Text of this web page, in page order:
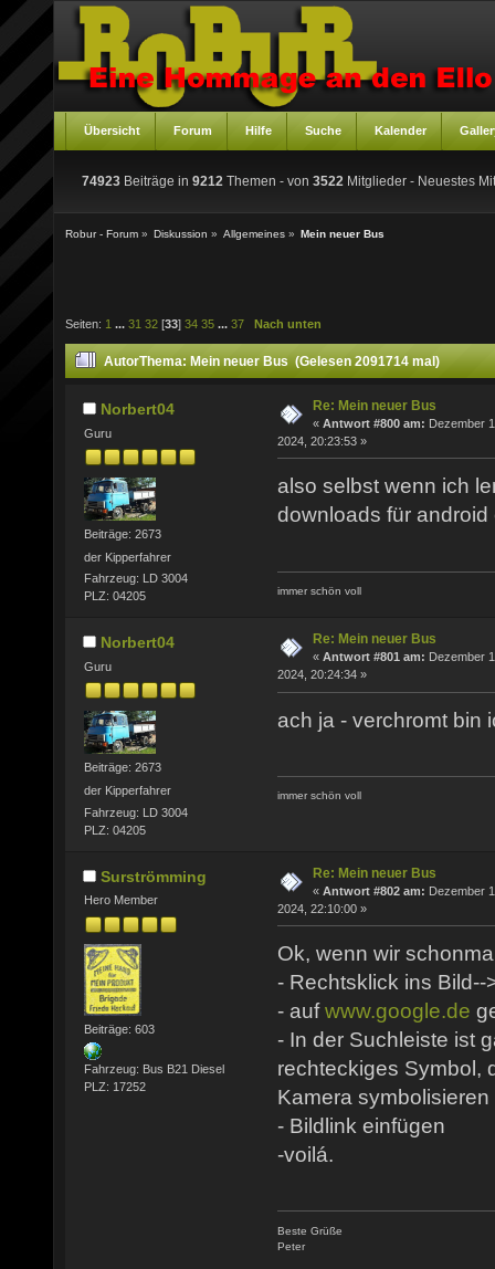
Übersicht Forum Hilfe Suche Kalender
74923 Beiträge in 9212 Themen - von 3522 Mitglieder - Neuestes
Robur - Forum » Diskussion » Allgemeines » Mein neuer Bus
Seiten: 1 ... 31 32 [33] 34 35 ... 37 Nach unten
AutorThema: Mein neuer Bus (Gelesen 2091714 mal)
Norbert04
Guru
Beiträge: 2673
der Kipperfahrer
Fahrzeug: LD 3004
PLZ: 04205
Re: Mein neuer Bus
« Antwort #800 am: Dezember
2024, 20:23:53 »
also selbst wenn ich
downloads für
immer schön voll
Norbert04
Guru
Beiträge: 2673
der Kipperfahrer
Fahrzeug: LD 3004
PLZ: 04205
Re: Mein neuer Bus
« Antwort #801 am: Dezember
2024, 20:24:34 »
ach ja - verchromt bin
immer schön voll
Surströmming
Hero Member
Beiträge: 603
Fahrzeug: Bus B21 Diesel
PLZ: 17252
Re: Mein neuer Bus
« Antwort #802 am: Dezember
2024, 22:10:00 »
Ok, wenn wir
- Rechtsklick ins
- aufwww.google.de
- In der Suchleiste ist
rechteckiges Symbol,
Kamera
- Bildlink einfügen
-voilá.
Beste Grüße
Peter